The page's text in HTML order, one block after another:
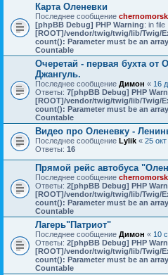
Карта Оленевки
Последнее сообщение
[phpBB Debug] PHP Warning: in file
[ROOT]/vendor/twig/twig/lib/Twig/
count(): Parameter must be an
Countable
Очеретай - первая бухта от
Джангуль.
Последнее сообщение Димон « 16
Ответы: 7[phpBB Debug] PHP
[ROOT]/vendor/twig/twig/lib/Twig/
count(): Parameter must be an
Countable
Видео про Оленевку -
Последнее сообщение Lylik « 25
Ответы: 16
Прямой рейс автобуса
Последнее сообщение
Ответы: 2[phpBB Debug] PHP
[ROOT]/vendor/twig/twig/lib/Twig/
count(): Parameter must be an
Countable
Лагерь"Патриот"
Последнее сообщение Димон « 10
Ответы: 2[phpBB Debug] PHP
[ROOT]/vendor/twig/twig/lib/Twig/
count(): Parameter must be an
Countable